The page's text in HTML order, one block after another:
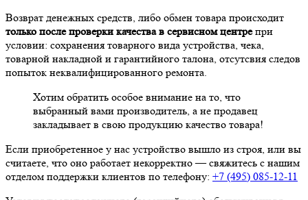
Возврат денежных средств, либо обмен товара происходит
только после проверки качества в сервисном центрепри
условии: сохранения товарного вида устройства, чека,
товарной накладной и гарантийного талона, отсутсвия следов
попыток неквалифицированного ремонта.
Хотим обратить особое внимание на то, что
выбранный вами производитель, а не продавец
закладывает в свою продукцию качество товара!
Если приобретенное у нас устройство вышло из строя, или вы
считаете, что оно работает некорректно — свяжитесь с нашим
отделом поддержки клиентов по телефону: +7 (495) 085-12-11